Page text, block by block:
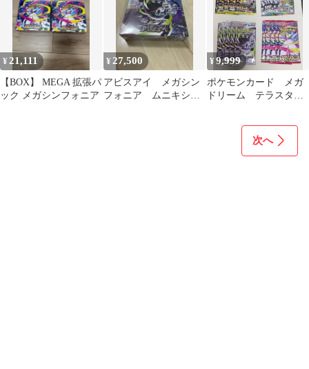
¥21,111
【BOX】 MEGA 拡張パ
ック メガシンフォニア
¥27,500
アビスアイ メガシン
フォニア ムニキシス
¥9,999
ポケモンカード メガ
ドリーム テラスタル
次へ